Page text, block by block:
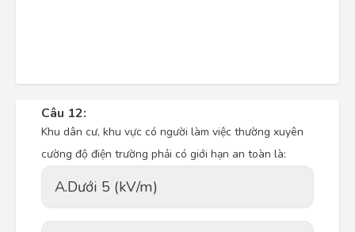
Câu 12:
Khu dân cư, khu vực có người làm việc thường xuyên
cường độ điện trường phải có giới hạn an toàn là:
A.Dưới 5 (kV/m)